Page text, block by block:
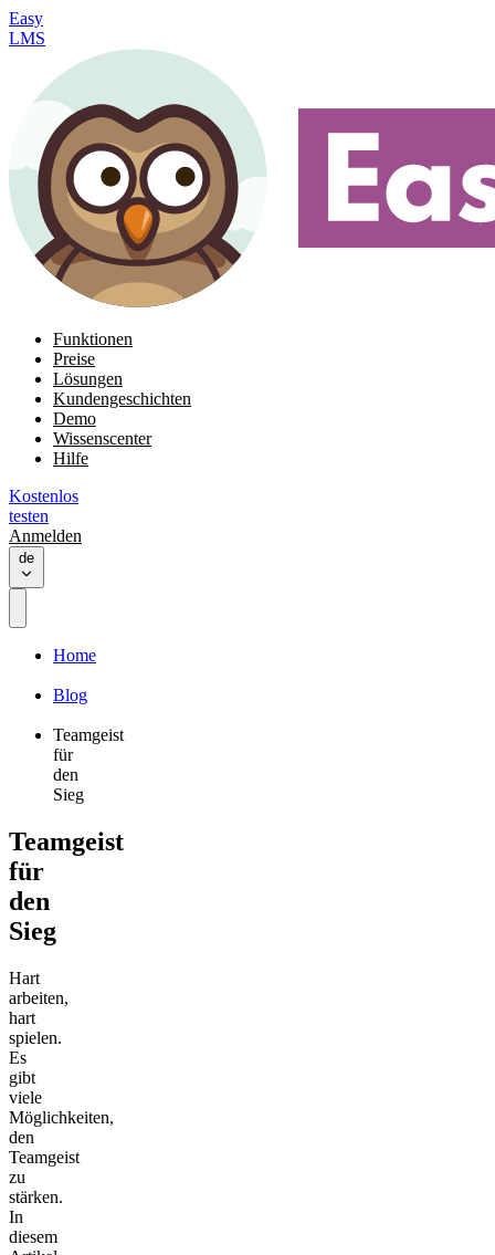
Easy
LMS
Funktionen
Preise
Lösungen
Kundengeschichten
Demo
Wissenscenter
Hilfe
Kostenlos
testen
Anmelden
de
Home
Blog
Teamgeist
für
den
Sieg
Teamgeist
für
den
Sieg
Hart
arbeiten,
hart
spielen.
Es
gibt
viele
Möglichkeiten,
den
Teamgeist
zu
stärken.
In
diesem